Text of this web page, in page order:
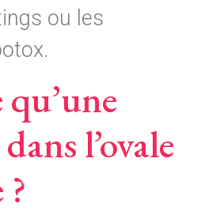
ou les
qu’une
l’ovale